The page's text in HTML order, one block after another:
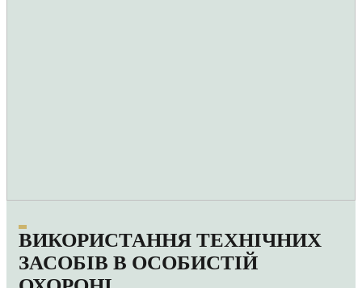
ВИКОРИСТАННЯ ТЕХНІЧНИХ
ЗАСОБІВ В ОСОБИСТІЙ